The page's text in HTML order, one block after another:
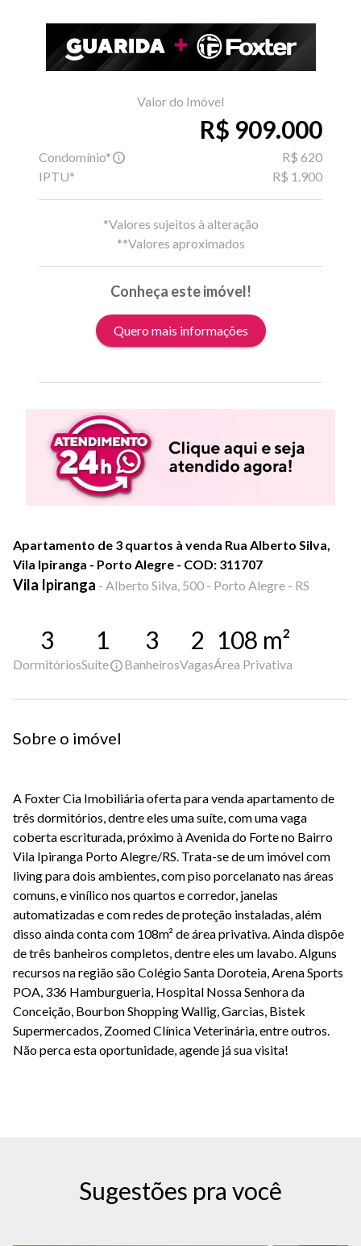
Valor do Imóvel
R$ 909.000
Condomínio*
R$ 620
IPTU*
R$ 1.900
*Valores sujeitos à alteração
**Valores aproximados
Conheça este imóvel!
Quero mais informações
Apartamento de 3 quartos à venda Rua Alberto Silva,
Vila Ipiranga - Porto Alegre - COD: 311707
Vila Ipiranga - Alberto Silva, 500 - Porto Alegre - RS
3
Dormitórios
1
Suíte
3
Banheiros
2
Vagas
108 m²
Área Privativa
Sobre o imóvel
A Foxter Cia Imobiliária oferta para venda apartamento de
três dormitórios, dentre eles uma suíte, com uma vaga
coberta escriturada, próximo à Avenida do Forte no Bairro
Vila Ipiranga Porto Alegre/RS. Trata-se de um imóvel com
living para dois ambientes, com piso porcelanato nas áreas
comuns, e vinílico nos quartos e corredor, janelas
automatizadas e com redes de proteção instaladas, além
disso ainda conta com 108m² de área privativa. Ainda dispõe
de três banheiros completos, dentre eles um lavabo. Alguns
recursos na região são Colégio Santa Doroteia, Arena Sports
POA, 336 Hamburgueria, Hospital Nossa Senhora da
Conceição, Bourbon Shopping Wallig, Garcias, Bistek
Supermercados, Zoomed Clínica Veterinária, entre outros.
Não perca esta oportunidade, agende já sua visita!
Sugestões pra você